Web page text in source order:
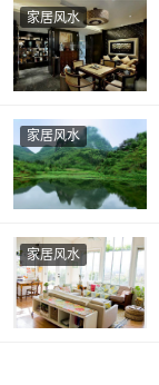
家居风水
家居风水
家居风水